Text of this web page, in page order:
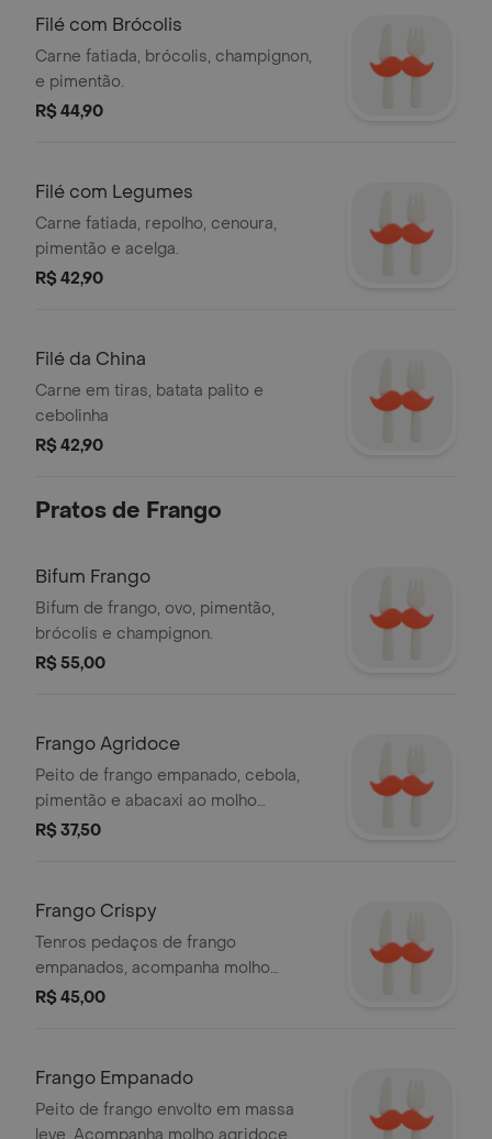
Filé com Brócolis
Carne fatiada, brócolis, champignon,
e pimentão.
R$ 44,90
Filé com Legumes
Carne fatiada, repolho, cenoura,
pimentão e acelga.
R$ 42,90
Filé da China
Carne em tiras, batata palito e
cebolinha
R$ 42,90
Pratos de Frango
Bifum Frango
Bifum de frango, ovo, pimentão,
brócolis e champignon.
R$ 55,00
Frango Agridoce
Peito de frango empanado, cebola,
pimentão e abacaxi ao molho
agridoce.
R$ 37,50
Frango Crispy
Tenros pedaços de frango
empanados, acompanha molho
agridoce.
R$ 45,00
Frango Empanado
Peito de frango envolto em massa